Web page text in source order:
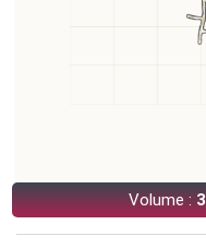
Volume :